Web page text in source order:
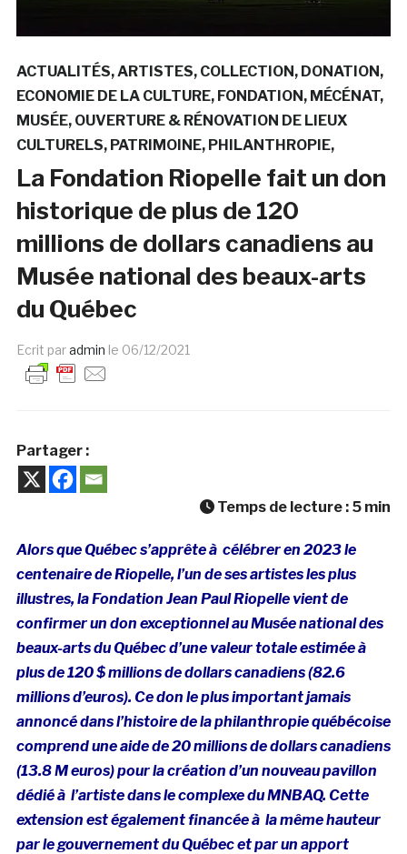
ACTUALITÉS ARTISTES COLLECTION DONATION
ECONOMIE DE LA CULTURE FONDATION MÉCÉNAT
MUSÉE OUVERTURE & RÉNOVATION DE LIEUX
CULTURELS PATRIMOINE PHILANTHROPIE
La Fondation Riopelle fait un don
historique de plus de 120
millions de dollars canadiens au
Musée national des beaux-arts
du Québec
Ecrit paradmin le 06/12/2021
Partager :
Temps de lecture : 5 min
Alors que Québec s’apprête à célébrer en 2023 le
centenaire de Riopelle, l’un de ses artistes les plus
illustres, la Fondation Jean Paul Riopelle vient de
confirmer un don exceptionnel au Musée national des
beaux-arts du Québec d’une valeur totale estimée à
plus de 120 $ millions de dollars canadiens (82.6
millions d’euros). Ce don le plus important jamais
annoncé dans l’histoire de la philanthropie québécoise
comprend une aide de 20 millions de dollars canadiens
(13.8 M euros) pour la création d’un nouveau pavillon
dédié à l’artiste dans le complexe du MNBAQ. Cette
extension est également financée à la même hauteur
par le gouvernement du Québec et par un apport